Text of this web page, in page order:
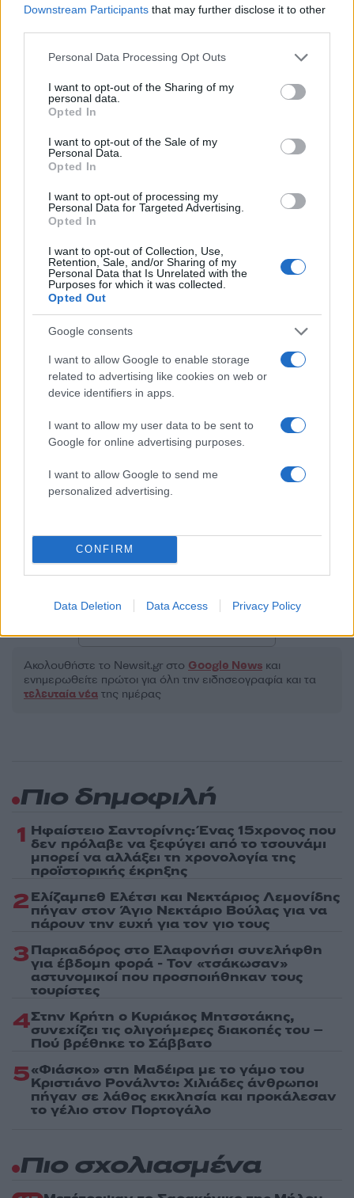
Downstream Participants that may further disclose it to other
Please note that this website/app uses one or more Google
not limited to your visit or usage behaviour. You may click to
grant or deny consent to Google and its third-party tags to
use your data for below specified purposes in below Google
consent section.
Personal Data Processing Opt Outs
I want to opt-out of the Sharing of my
personal data.
Opted In
I want to opt-out of the Sale of my
Personal Data.
Opted In
I want to opt-out of processing my
Personal Data for Targeted Advertising.
Opted In
I want to opt-out of Collection, Use,
Retention, Sale, and/or Sharing of my
Personal Data that Is Unrelated with the
Purposes for which it was collected.
Opted Out
Google consents
I want to allow Google to enable storage
related to advertising like cookies on web or
device identifiers in apps.
I want to allow my user data to be sent to
Google for online advertising purposes.
I want to allow Google to send me
personalized advertising.
CONFIRM
Data Deletion Data Access Privacy Policy
Σχόλια
Σχολίασε εδώ
2000 /2000
Υποβολή σχολίου
Όροι Χρήσης. Το site προστατεύεται από reCAPTCHA, ισχύουν
Πολιτική Απορρήτου&Όροι Χρήσης
Κόσμος
Ακολουθήστε το Νewsit.gr στο Google News και
ενημερωθείτε πρώτοι για όλη την ειδησεογραφία και τα
τελευταία νέα της ημέρας
Λεονίντ Ραντβίνσκι: Από
εποχή του OnlyFans – H
αυτοκρατορία των 5,5 δισ.
δολαρίων
για την απαγωγή
μητέρας της:
Πιο δημοφιλή
1 Ηφαίστειο Σαντορίνης: Ένας 15χρονος που
δεν πρόλαβε να ξεφύγει από το τσουνάμι
μπορεί να αλλάξει τη χρονολογία της
προϊστορικής έκρηξης
2Ελίζαμπεθ Ελέτσι και Νεκτάριος Λεμονίδης
πήγαν στον Άγιο Νεκτάριο Βούλας για να
πάρουν την ευχή για τον γιο τους
3Παρκαδόρος στο Ελαφονήσι συνελήφθη
για έβδομη φορά - Τον «τσάκωσαν»
αστυνομικοί που προσποιήθηκαν τους
τουρίστες
4Στην Κρήτη ο Κυριάκος Μητσοτάκης,
συνεχίζει τις ολιγοήμερες διακοπές του –
Πού βρέθηκε το Σάββατο
5«Φιάσκο» στη Μαδέιρα με το γάμο του
Κριστιάνο Ρονάλντο: Χιλιάδες άνθρωποι
πήγαν σε λάθος εκκλησία και προκάλεσαν
το γέλιο στον Πορτογάλο
Πιο σχολιασμένα